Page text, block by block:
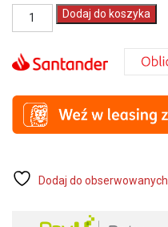
ilość
ID
1/4
EC
Akumulatorowa
wkrętarka
bez
ładowarki
Dodaj do koszyka
Dodaj do obserwowanych